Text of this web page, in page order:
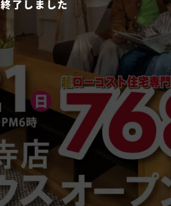
終了しました